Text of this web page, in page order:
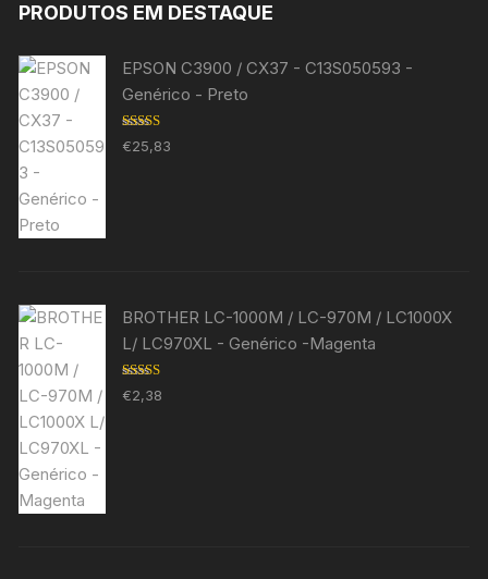
PRODUTOS EM DESTAQUE
EPSON C3900 / CX37 - C13S050593 -
Genérico - Preto
Avaliação
5.00de 5
€25,83
BROTHER LC-1000M / LC-970M / LC1000X
L/ LC970XL - Genérico -Magenta
Avaliação
5.00de 5
€2,38